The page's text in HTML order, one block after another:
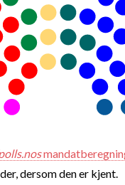
dersom den er kjent.